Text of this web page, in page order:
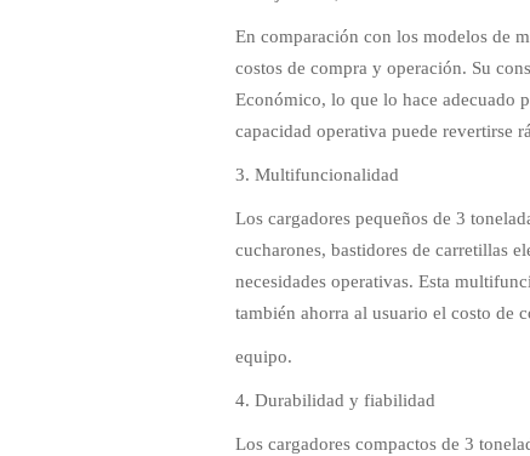
En comparación con los modelos de
costos de compra y operación. Su
Económico, lo que lo hace adecuado
capacidad operativa puede revertirse
3. Multifuncionalidad
Los cargadores pequeños de 3
cucharones, bastidores de carretillas
necesidades operativas. Esta
también ahorra al usuario el costo de
equipo.
4. Durabilidad y fiabilidad
Los cargadores compactos de 3